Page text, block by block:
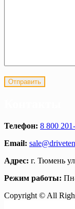
Телефон: 8 800
Email:
Адрес: г. Тюмень
Режим работы:
Copyright © All